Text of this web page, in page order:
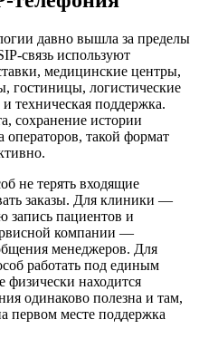
давно вышла за пределы
связь используют
медицинские центры,
гостиницы, логистические
техническая поддержка.
сохранение истории
операторов, такой формат
не терять входящие
заказы. Для клиники —
запись пациентов и
компании —
менеджеров. Для
работать под единым
физически находится
одинаково полезна и там,
первом месте поддержка